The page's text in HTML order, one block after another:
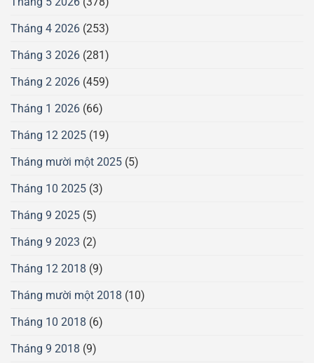
Tháng 4 2026 (253)
Tháng 3 2026 (281)
Tháng 2 2026 (459)
Tháng 1 2026 (66)
Tháng 12 2025 (19)
Tháng mười một 2025 (5)
Tháng 10 2025 (3)
Tháng 9 2025 (5)
Tháng 9 2023 (2)
Tháng 12 2018 (9)
Tháng mười một 2018 (10)
Tháng 10 2018 (6)
Tháng 9 2018 (9)